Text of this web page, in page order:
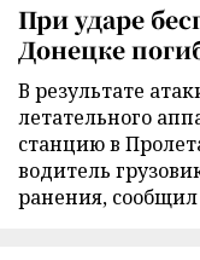
При ударе
Донецке
В результате
летательного
станцию в
водитель
ранения,